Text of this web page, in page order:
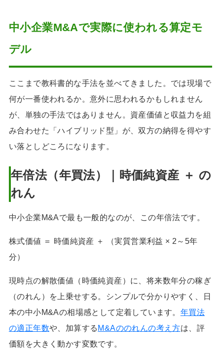
中小企業M&Aで実際に使われる算定モ
デル
ここまで教科書的な手法を並べてきました。では現場で
何が一番使われるか。意外に思われるかもしれません
が、単独の手法ではありません。資産価値と収益力を組
み合わせた「ハイブリッド型」が、双方の納得を得やす
い落としどころになります。
年倍法（年買法）｜時価純資産 ＋ の
れん
中小企業M&Aで最も一般的なのが、この年倍法です。
株式価値 ＝ 時価純資産 ＋ （実質営業利益 × 2～5年
分）
現時点の解散価値（時価純資産）に、将来数年分の稼ぎ
（のれん）を上乗せする。シンプルで分かりやすく、日
本の中小M&Aの相場感として定着しています。 年買法
の適正年数や、加算する M&Aののれんの考え方は、評
価額を大きく動かす変数です。